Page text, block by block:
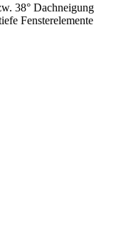
38° Dachneigung
Fensterelemente